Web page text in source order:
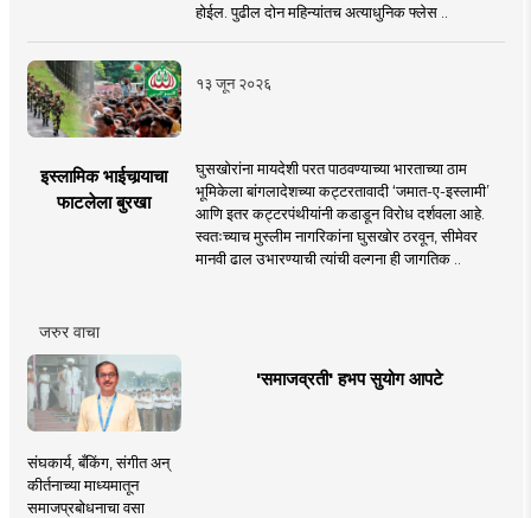
होईल. पुढील दोन महिन्यांतच अत्याधुनिक फ्लेस ..
१३ जून २०२६
इस्लामिक भाईचार्‍याचा
फाटलेला बुरखा
घुसखोरांना मायदेशी परत पाठवण्याच्या भारताच्या ठाम
भूमिकेला बांगलादेशच्या कट्टरतावादी ‘जमात-ए-इस्लामी’
आणि इतर कट्टरपंथीयांनी कडाडून विरोध दर्शवला आहे.
स्वतःच्याच मुस्लीम नागरिकांना घुसखोर ठरवून, सीमेवर
मानवी ढाल उभारण्याची त्यांची वल्गना ही जागतिक ..
जरुर वाचा
'समाजव्रती' हभप सुयोग आपटे
संघकार्य, बँकिंग, संगीत अन्
कीर्तनाच्या माध्यमातून
समाजप्रबोधनाचा वसा